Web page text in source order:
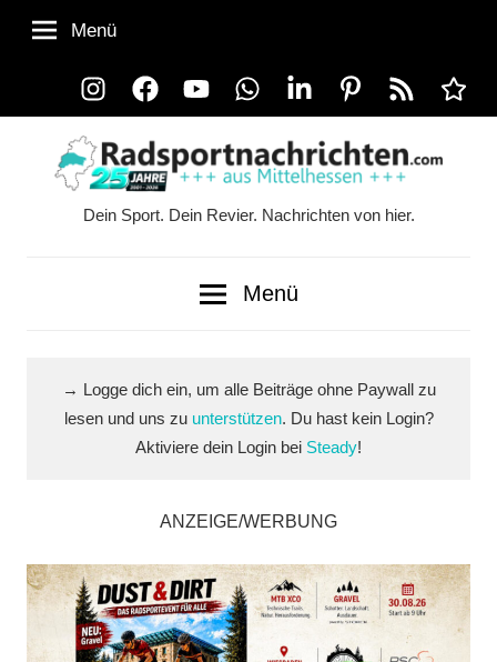
Inhalt
InstagramFacebookYouTubeWhatsAppLinkedInPinterestRSS-
Feed
Alle
Menü
Dein Sport. Dein Revier. Nachrichten von hier.
Menü
→ Logge dich ein, um alle Beiträge ohne Paywall zu
lesen und uns zu unterstützen. Du hast kein Login?
Aktiviere dein Login bei Steady!
ANZEIGE/WERBUNG